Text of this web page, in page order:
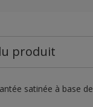
produit
satinée à base